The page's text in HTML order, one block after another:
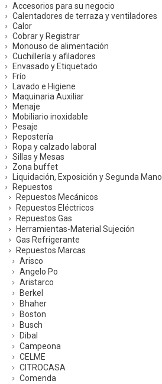
Accesorios para su negocio
Calentadores de terraza y ventiladores
Calor
Cobrar y Registrar
Monouso de alimentación
Cuchillería y afiladores
Envasado y Etiquetado
Frío
Lavado e Higiene
Maquinaria Auxiliar
Menaje
Mobiliario inoxidable
Pesaje
Repostería
Ropa y calzado laboral
Sillas y Mesas
Zona buffet
Liquidación, Exposición y Segunda Mano
Repuestos
Repuestos Mecánicos
Repuestos Eléctricos
Repuestos Gas
Herramientas-Material Sujeción
Gas Refrigerante
Repuestos Marcas
Arisco
Angelo Po
Aristarco
Berkel
Bhaher
Boston
Busch
Dibal
Campeona
CELME
CITROCASA
Comenda